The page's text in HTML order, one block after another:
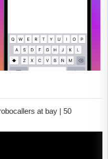
at bay | 50